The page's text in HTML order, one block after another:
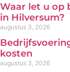
Waar let u op
in Hilversum?
augustus 3, 2026
kosten
augustus 3, 2026